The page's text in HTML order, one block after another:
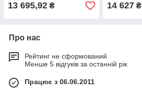
13 695,92 ₴ 14 627₴
Про нас
Рейтинг не сформований
Менше 5 відгуків за останній рік
Працює з 06.06.2011